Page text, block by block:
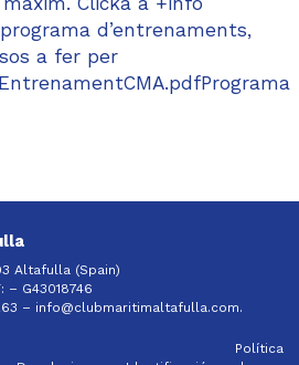
d’entrenaments,
a fer per
Altafulla (Spain)
– G43018746
– info@clubmaritimaltafulla.com.
Política